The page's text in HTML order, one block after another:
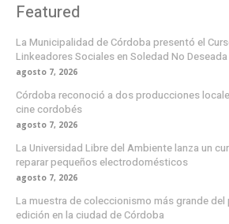
Featured
La Municipalidad de Córdoba presentó el
Linkeadores Sociales en Soledad No Deseada
agosto 7, 2026
Córdoba reconoció a dos producciones
cine cordobés
agosto 7, 2026
La Universidad Libre del Ambiente lanza un
reparar pequeños electrodomésticos
agosto 7, 2026
La muestra de coleccionismo más grande del
edición en la ciudad de Córdoba